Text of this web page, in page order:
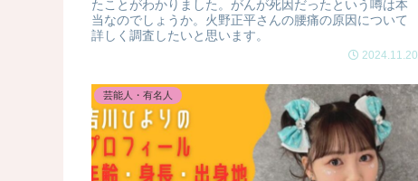
たことがわかりました。がんが死因だったという噂は本
当なのでしょうか。火野正平さんの腰痛の原因について
詳しく調査したいと思います。
2024.11.20
芸能人・有名人